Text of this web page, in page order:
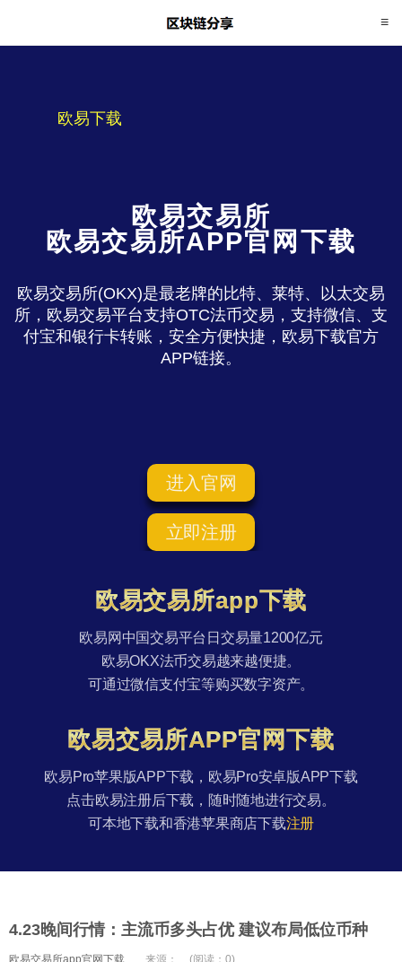
欧易下载
欧易交易所
欧易交易所APP官网下载
欧易交易所(OKX)是最老牌的比特、莱特、以太交易
所，欧易交易平台支持OTC法币交易，支持微信、支
付宝和银行卡转账，安全方便快捷，欧易下载官方
APP链接。
进入官网
立即注册
欧易交易所app下载
欧易网中国交易平台日交易量1200亿元
欧易OKX法币交易越来越便捷。
可通过微信支付宝等购买数字资产。
欧易交易所APP官网下载
欧易Pro苹果版APP下载，欧易Pro安卓版APP下载
点击欧易注册后下载，随时随地进行交易。
可本地下载和香港苹果商店下载注册
4.23晚间行情：主流币多头占优 建议布局低位币种
欧易交易所app官网下载 来源： (阅读：0)